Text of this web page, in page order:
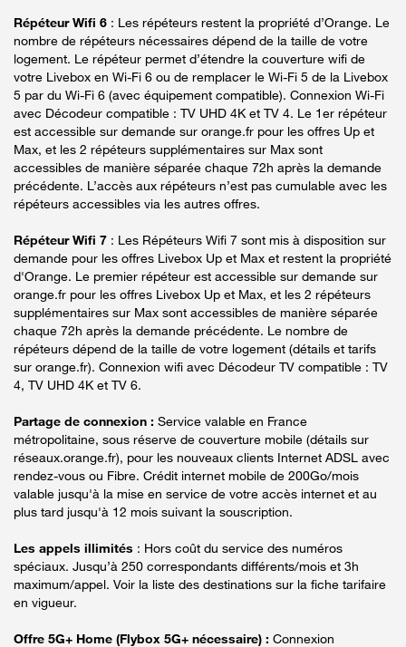
Répéteur Wifi 6 : Les répéteurs restent la propriété d’Orange. Le
nombre de répéteurs nécessaires dépend de la taille de votre
logement. Le répéteur permet d’étendre la couverture wifi de
votre Livebox en Wi-Fi 6 ou de remplacer le Wi-Fi 5 de la Livebox
5 par du Wi-Fi 6 (avec équipement compatible). Connexion Wi-Fi
avec Décodeur compatible : TV UHD 4K et TV 4. Le 1er répéteur
est accessible sur demande sur orange.fr pour les offres Up et
Max, et les 2 répéteurs supplémentaires sur Max sont
accessibles de manière séparée chaque 72h après la demande
précédente. L’accès aux répéteurs n’est pas cumulable avec les
répéteurs accessibles via les autres offres.
Répéteur Wifi 7 : Les Répéteurs Wifi 7 sont mis à disposition sur
demande pour les offres Livebox Up et Max et restent la propriété
d'Orange. Le premier répéteur est accessible sur demande sur
orange.fr pour les offres Livebox Up et Max, et les 2 répéteurs
supplémentaires sur Max sont accessibles de manière séparée
chaque 72h après la demande précédente. Le nombre de
répéteurs dépend de la taille de votre logement (détails et tarifs
sur orange.fr). Connexion wifi avec Décodeur TV compatible : TV
4, TV UHD 4K et TV 6.
Partage de connexion : Service valable en France
métropolitaine, sous réserve de couverture mobile (détails sur
réseaux.orange.fr), pour les nouveaux clients Internet ADSL avec
rendez-vous ou Fibre. Crédit internet mobile de 200Go/mois
valable jusqu'à la mise en service de votre accès internet et au
plus tard jusqu'à 12 mois suivant la souscription.
Les appels illimités : Hors coût du service des numéros
spéciaux. Jusqu’à 250 correspondants différents/mois et 3h
maximum/appel. Voir la liste des destinations sur la fiche tarifaire
en vigueur.
Offre 5G+ Home (Flybox 5G+ nécessaire) : Connexion